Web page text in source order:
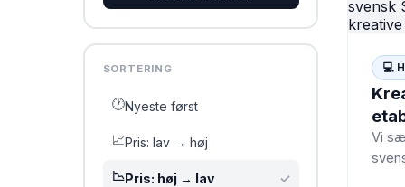
SORTERING
🕐Nyeste først
📈Pris: lav → høj
📉Pris: høj → lav ✓
💻
Vi